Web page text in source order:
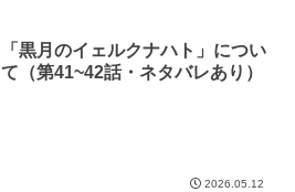
「黒月のイェルクナハト」につい
て（第41~42話・ネタバレあり）
2026.05.12